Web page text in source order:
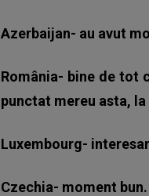
Azerbaijan- au avut
România- bine de tot
punctat mereu asta,
Luxembourg-
Czechia- moment